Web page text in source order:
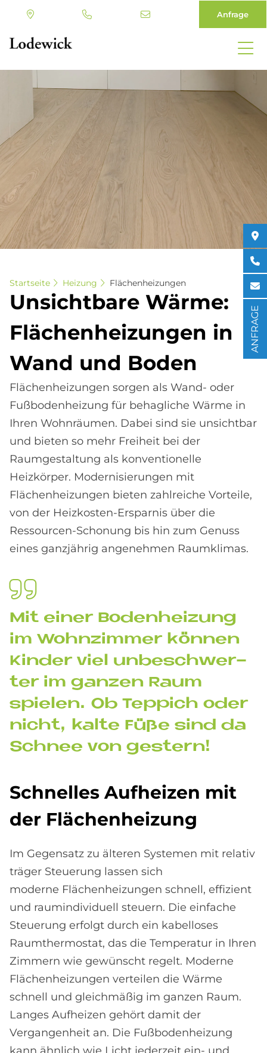
Anfrage
Startseite Heizung Flächenheizungen
Un­sicht­ba­re Wär­me:
Flä­chen­hei­zun­gen in
Wand und Bo­den
Flächenheizungen sorgen als Wand- oder
Fußbodenheizung für behagliche Wärme in
Ihren Wohnräumen. Dabei sind sie unsichtbar
und bieten so mehr Freiheit bei der
Raumgestaltung als konventionelle
Heizkörper. Modernisierungen mit
Flächenheizungen bieten zahlreiche Vorteile,
von der Heizkosten-Ersparnis über die
Ressourcen-Schonung bis hin zum Genuss
eines ganzjährig angenehmen Raumklimas.
Mit ei­ner Bo­den­hei­zung
im Wohn­zim­mer kön­nen
Kin­der viel un­be­schwer­
ter im gan­zen Raum
spie­len. Ob Tep­pich oder
nicht, kal­te Füße sind da
Schnee von ge­stern!
Schnel­les Auf­hei­zen mit
der Flä­chen­hei­zung
Im Gegensatz zu älteren Systemen mit relativ
träger Steuerung lassen sich
moderne Flächenheizungen schnell, effizient
und raumindividuell steuern. Die einfache
Steuerung erfolgt durch ein kabelloses
Raumthermostat, das die Temperatur in Ihren
Zimmern wie gewünscht regelt. Moderne
Flächenheizungen verteilen die Wärme
schnell und gleichmäßig im ganzen Raum.
Langes Aufheizen gehört damit der
Vergangenheit an. Die Fußbodenheizung
ANFRAGE